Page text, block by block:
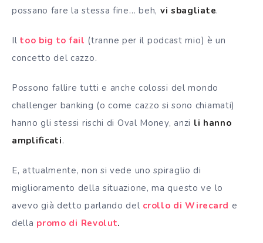
possano fare la stessa fine… beh, vi sbagliate.
Iltoo big to fail (tranne per il podcast mio) è un
concetto del cazzo.
Possono fallire tutti e anche colossi del mondo
challenger banking (o come cazzo si sono chiamati)
hanno gli stessi rischi di Oval Money, anzi li hanno
amplificati.
E, attualmente, non si vede uno spiraglio di
miglioramento della situazione, ma questo ve lo
avevo già detto parlando del crollo di Wirecard e
della promo di Revolut.